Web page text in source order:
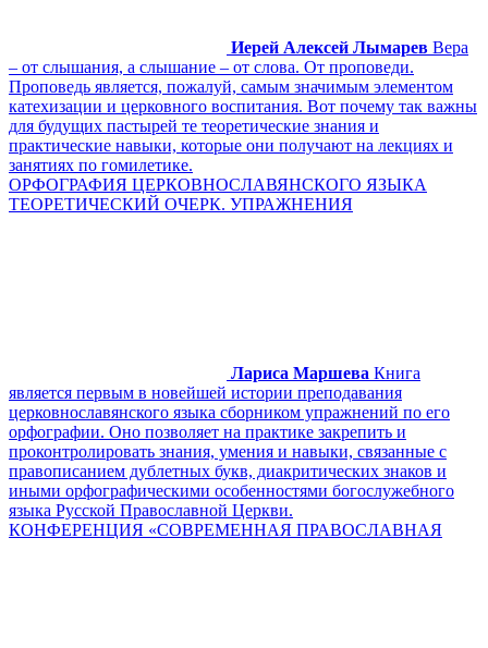
Иерей Алексей Лымарев Вера
– от слышания, а слышание – от слова. От проповеди.
Проповедь является, пожалуй, самым значимым элементом
катехизации и церковного воспитания. Вот почему так важны
для будущих пастырей те теоретические знания и
практические навыки, которые они получают на лекциях и
занятиях по гомилетике.
ОРФОГРАФИЯ ЦЕРКОВНОСЛАВЯНСКОГО ЯЗЫКА
ТЕОРЕТИЧЕСКИЙ ОЧЕРК. УПРАЖНЕНИЯ
Лариса Маршева Книга
является первым в новейшей истории преподавания
церковнославянского языка сборником упражнений по его
орфографии. Оно позволяет на практике закрепить и
проконтролировать знания, умения и навыки, связанные с
правописанием дублетных букв, диакритических знаков и
иными орфографическими особенностями богослужебного
языка Русской Православной Церкви.
КОНФЕРЕНЦИЯ «СОВРЕМЕННАЯ ПРАВОСЛАВНАЯ